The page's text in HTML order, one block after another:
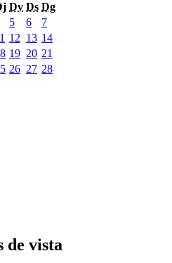
Dv Ds Dg
5 6
7
12 13 14
19 20 21
26 27 28
de vista